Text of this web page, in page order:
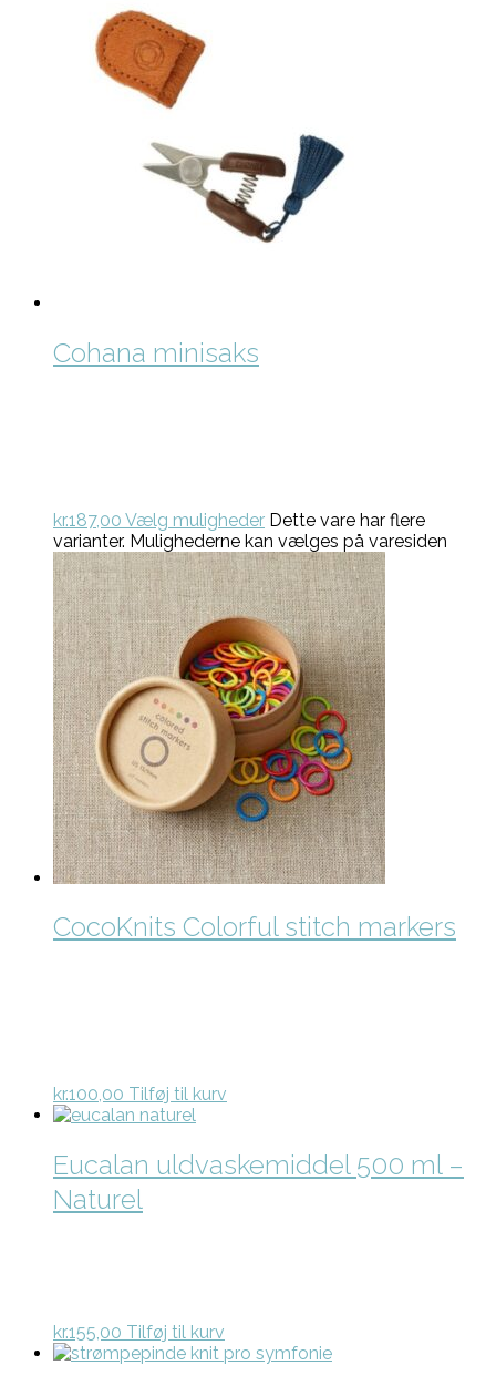
Cohana minisaks
kr.187,00 Vælg muligheder Dette vare har flere
varianter. Mulighederne kan vælges på varesiden
CocoKnits Colorful stitch markers
kr.100,00 Tilføj til kurv
Eucalan uldvaskemiddel 500 ml –
Naturel
kr.155,00 Tilføj til kurv